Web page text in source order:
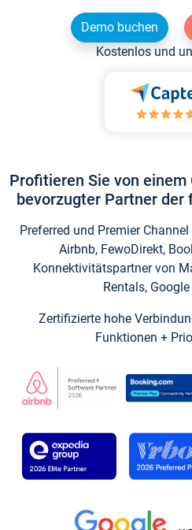
Demo buchen
Kostenlos und
Profitieren Sie von einem
bevorzugter Partner der
Preferred und Premier
Airbnb, FewoDirekt,
Konnektivitätspartner von
Rentals,
Zertifizierte hohe
Funktionen +